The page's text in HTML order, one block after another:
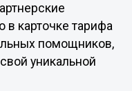
карточке тарифа
помощников,
уникальной